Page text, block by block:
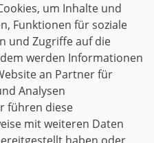
um Inhalte und
Funktionen für soziale
und Zugriffe auf die
werden Informationen
an Partner für
Analysen
führen diese
mit weiteren Daten
Impressum
Kontakt
auf kununujambit auf linkedin